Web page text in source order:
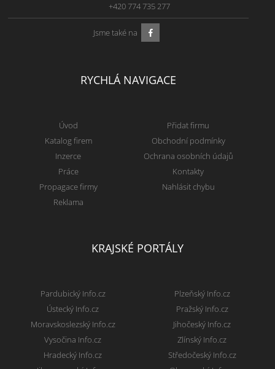
+420 774 735 277
Jsme také na
RYCHLÁ NAVIGACE
Úvod
Katalog firem
Inzerce
Práce
Propagace firmy
Reklama
Přidat firmu
Obchodní podmínky
Ochrana osobních údajů
Kontakty
Nahlásit chybu
KRAJSKÉ PORTÁLY
Pardubický Info.cz
Ústecký Info.cz
Moravskoslezský Info.cz
Vysočina Info.cz
Hradecký Info.cz
Plzeňský Info.cz
Pražský Info.cz
Jihočeský Info.cz
Zlínský Info.cz
Středočeský Info.cz